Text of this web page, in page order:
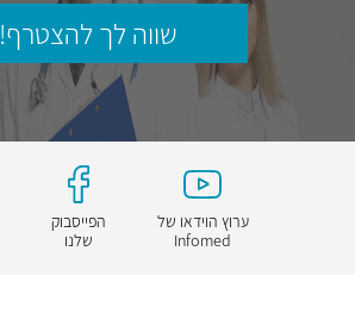
שווה לך להצטרף!
ערוץ הוידאו של
Infomed
הפייסבוק
שלנו